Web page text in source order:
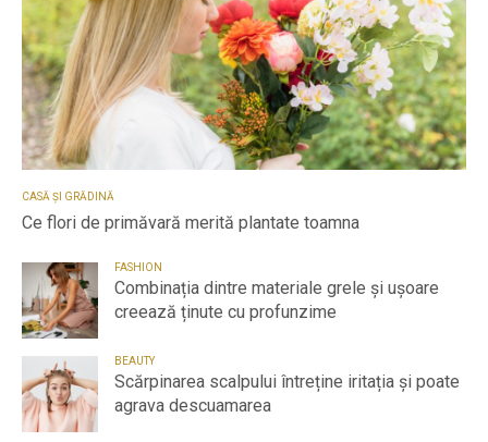
CASĂ ȘI GRĂDINĂ
Ce flori de primăvară merită plantate toamna
FASHION
Combinația dintre materiale grele și ușoare
creează ținute cu profunzime
BEAUTY
Scărpinarea scalpului întreține iritația și poate
agrava descuamarea